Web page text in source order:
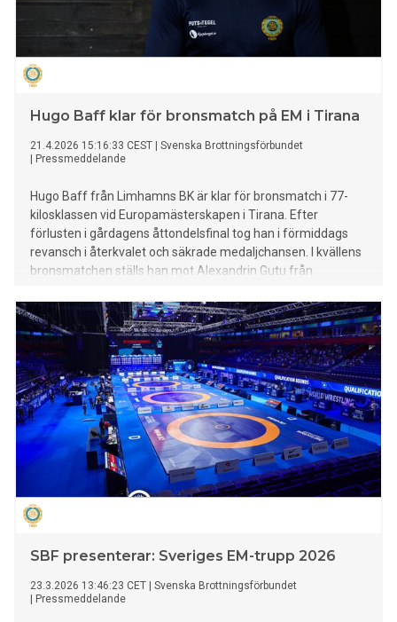
Hugo Baff klar för bronsmatch på EM i Tirana
21.4.2026 15:16:33 CEST
Svenska Brottningsförbundet
Pressmeddelande
Hugo Baff från Limhamns BK är klar för bronsmatch i 77-
kilosklassen vid Europamästerskapen i Tirana. Efter
förlusten i gårdagens åttondelsfinal tog han i förmiddags
revansch i återkvalet och säkrade medaljchansen. I kvällens
bronsmatchen ställs han mot Alexandrin Gutu från
SBF presenterar: Sveriges EM-trupp 2026
23.3.2026 13:46:23 CET
Svenska Brottningsförbundet
Pressmeddelande